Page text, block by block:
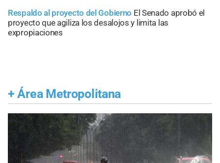
Respaldo al proyecto del Gobierno El Senado aprobó el
proyecto que agiliza los desalojos y limita las
expropiaciones
+ Área Metropolitana